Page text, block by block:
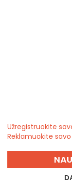
Užregistruokite
Reklamuokite